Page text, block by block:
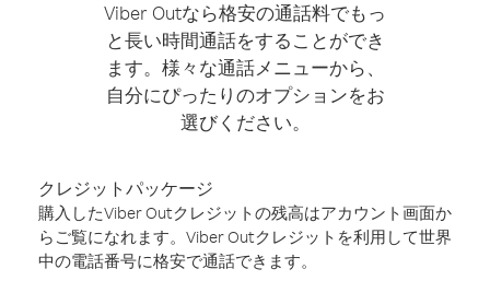
Viber Outなら格安の通話料でもっ
と長い時間通話をすることができ
ます。様々な通話メニューから、
自分にぴったりのオプションをお
選びください。
クレジットパッケージ
購入したViber Outクレジットの残高はアカウント画面か
らご覧になれます。Viber Outクレジットを利用して世界
中の電話番号に格安で通話できます。